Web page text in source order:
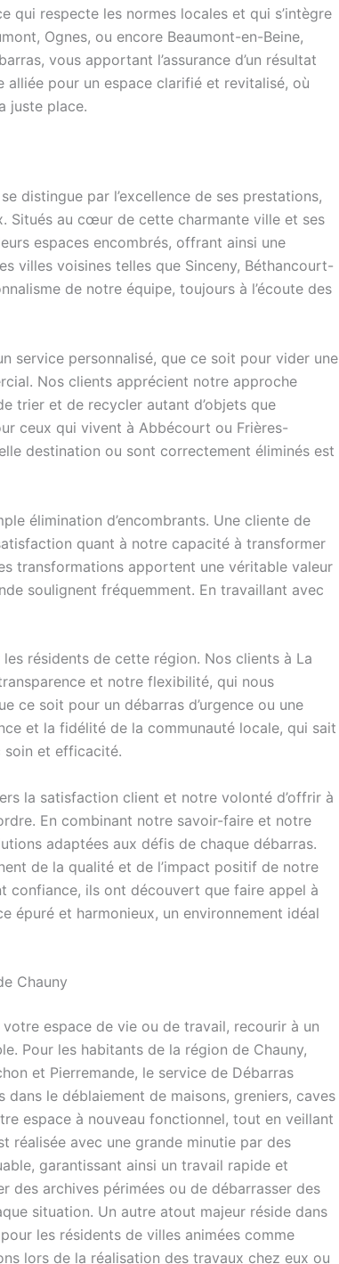
qui respecte les normes locales et qui s’intègre
Ognes, ou encore Beaumont-en-Beine,
vous apportant l’assurance d’un résultat
pour un espace clarifié et revitalisé, où
juste place.
distingue par l’excellence de ses prestations,
Situés au cœur de cette charmante ville et ses
espaces encombrés, offrant ainsi une
villes voisines telles que Sinceny, Béthancourt-
de notre équipe, toujours à l’écoute des
service personnalisé, que ce soit pour vider une
Nos clients apprécient notre approche
trier et de recycler autant d’objets que
ceux qui vivent à Abbécourt ou Frières-
destination ou sont correctement éliminés est
élimination d’encombrants. Une cliente de
quant à notre capacité à transformer
transformations apportent une véritable valeur
soulignent fréquemment. En travaillant avec
résidents de cette région. Nos clients à La
et notre flexibilité, qui nous
ce soit pour un débarras d’urgence ou une
et la fidélité de la communauté locale, qui sait
soin et efficacité.
la satisfaction client et notre volonté d’offrir à
En combinant notre savoir-faire et notre
adaptées aux défis de chaque débarras.
de la qualité et de l’impact positif de notre
confiance, ils ont découvert que faire appel à
épuré et harmonieux, un environnement idéal
Chauny
espace de vie ou de travail, recourir à un
Pour les habitants de la région de Chauny,
et Pierremande, le service de Débarras
le déblaiement de maisons, greniers, caves
espace à nouveau fonctionnel, tout en veillant
réalisée avec une grande minutie par des
garantissant ainsi un travail rapide et
des archives périmées ou de débarrasser des
situation. Un autre atout majeur réside dans
les résidents de villes animées comme
lors de la réalisation des travaux chez eux ou